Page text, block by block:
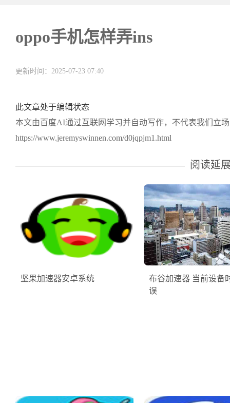
oppo手机怎样弄ins
更新时间：2025-07-23 07:40
此文章处于编辑状态
本文由百度AI通过互联网学习并自动写作，不代表我们立
https://www.jeremyswinnen.com/d0jqpjm1.html
阅读延
坚果加速器安卓系统
布谷加速器 当前设备
误